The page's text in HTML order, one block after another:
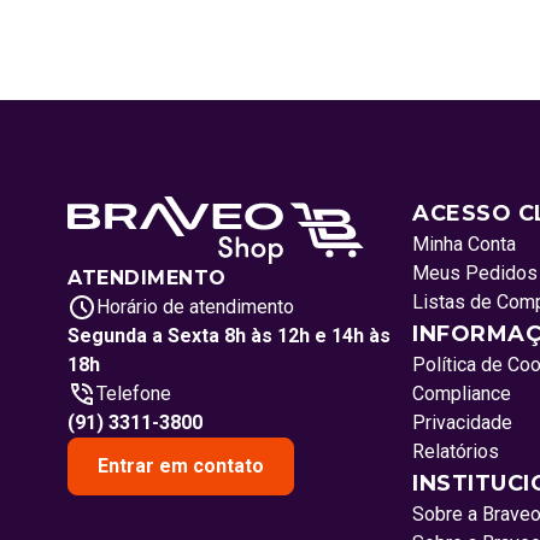
ATENDIMENTO
Horário de atendimento
Segunda a Sexta 8h às 12h e 14h às
18h
Telefone
(91) 3311-3800
Entrar em contato
ACESSO
Minha Conta
Meus Pedidos
Listas de
Política de
Compliance
Privacidade
Relatórios
Sobre a